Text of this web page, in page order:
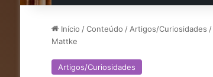
Início /Conteúdo / Artigos/Curiosidades /
Mattke
Artigos/Curiosidades